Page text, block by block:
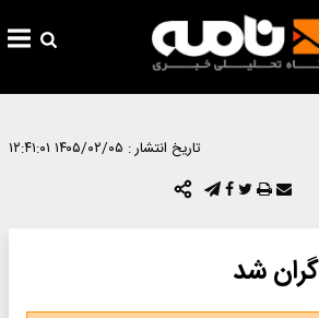
تاریخ انتشار : ۱۴۰۵/۰۲/۰۵ ۱۲:۴۱:۰۱
شد